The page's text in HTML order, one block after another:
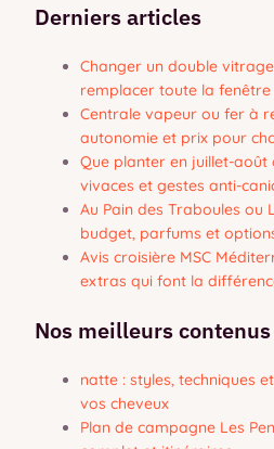
Derniers articles
Changer un double
remplacer toute la fenêtre
Centrale vapeur ou fer à
autonomie et prix pour
Que planter en juillet-août
vivaces et gestes anti-
Au Pain des Traboules ou
budget, parfums et
Avis croisière MSC
extras qui font la
Nos meilleurs contenus
natte : styles, techniques
vos cheveux
Plan de campagne Les